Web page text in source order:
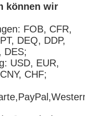
können wir
FOB, CFR,
DEQ, DDP,
DES;
USD, EUR,
CHF;